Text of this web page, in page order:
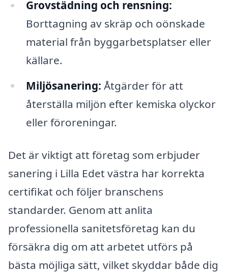
Grovstädning och rensning:
Borttagning av skräp och oönskade
material från byggarbetsplatser eller
källare.
Miljösanering: Åtgärder för att
återställa miljön efter kemiska olyckor
eller föroreningar.
Det är viktigt att företag som erbjuder
sanering i Lilla Edet västra har korrekta
certifikat och följer branschens
standarder. Genom att anlita
professionella sanitetsföretag kan du
försäkra dig om att arbetet utförs på
bästa möjliga sätt, vilket skyddar både dig